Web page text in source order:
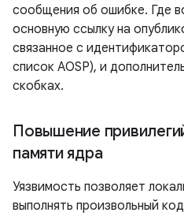
сообщения об ошибке. Где
основную ссылку на
связанное с
список AOSP), и
скобках.
Повышение
памяти ядра
Уязвимость позволяет
выполнять произвольный